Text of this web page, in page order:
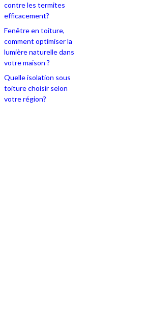
contre les termites
efficacement?
Fenêtre en toiture,
comment optimiser la
lumière naturelle dans
votre maison ?
Quelle isolation sous
toiture choisir selon
votre région?